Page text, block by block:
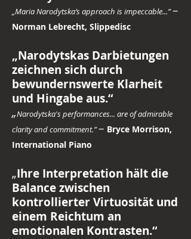
„Maria Narodytska’s approach is impeccable...”–
Norman Lebrecht, Slippedisc
„Narodytskas Darbietungen
zeichnen sich durch
bewundernswerte Klarheit
und Hingabe aus.“
„Narodytska's performances... are of admirable
clarity and commitment.”– Bryce Morrison,
International Piano
„Ihre Interpretation hält die
Balance zwischen
kontrollierter Virtuosität und
einem Reichtum an
emotionalen Kontrasten.“